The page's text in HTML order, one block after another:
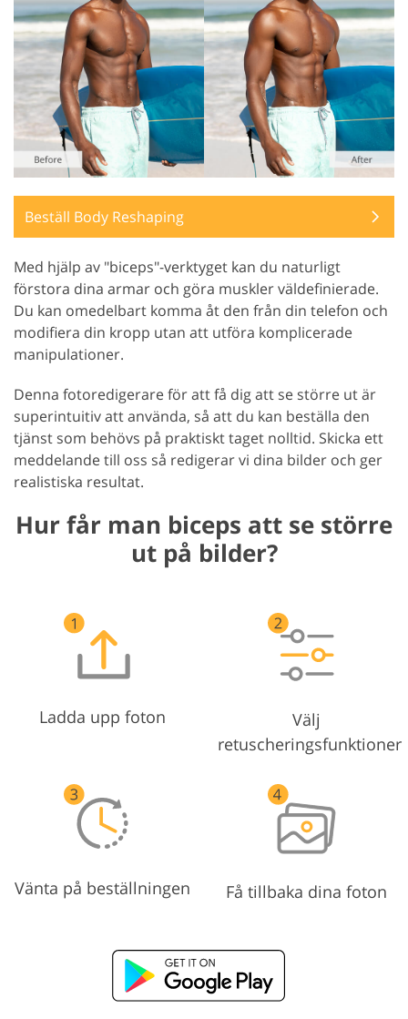
Beställ Body Reshaping
Med hjälp av "biceps"-verktyget kan du naturligt
förstora dina armar och göra muskler väldefinierade.
Du kan omedelbart komma åt den från din telefon och
modifiera din kropp utan att utföra komplicerade
manipulationer.
Denna fotoredigerare för att få dig att se större ut är
superintuitiv att använda, så att du kan beställa den
tjänst som behövs på praktiskt taget nolltid. Skicka ett
meddelande till oss så redigerar vi dina bilder och ger
realistiska resultat.
Hur får man biceps att se större
ut på bilder?
Ladda upp foton
Välj
retuscheringsfunktioner
Vänta på beställningen Få tillbaka dina foton